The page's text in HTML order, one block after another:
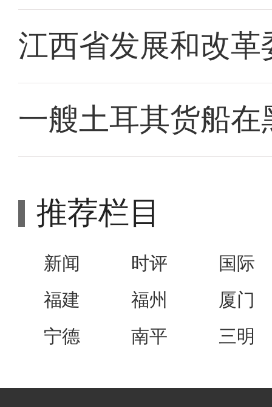
江西省发展和改
一艘土耳其货船
推荐栏目
新闻 时评
国际
福建
福州
厦门
宁德
南平 三明